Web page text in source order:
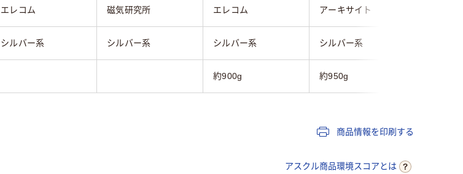
エレコム 磁気研究所 エレコム アーキサイト
シルバー系 シルバー系 シルバー系 シルバー系
約900g 約950g
商品情報を印刷する
アスクル商品環境スコアとは